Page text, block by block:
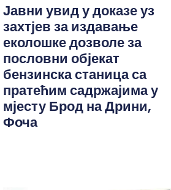
Јавни увид у доказе уз
захтјев за издавање
еколошке дозволе за
пословни објекат
бензинска станица са
пратећим садржајима у
мјесту Брод на Дрини,
Фоча